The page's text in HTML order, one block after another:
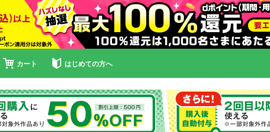
カート はじめての方へ